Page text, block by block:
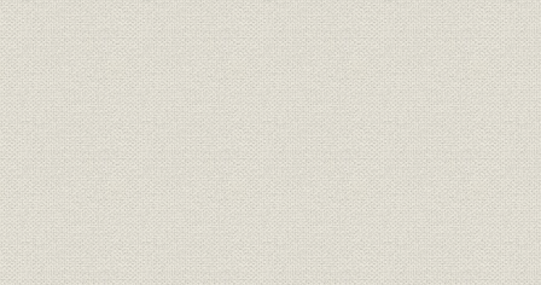
資料
事業の拡大・発展と戦時下の経
営 1917●大正6年→昭和20年
●1945
大正6年
年)